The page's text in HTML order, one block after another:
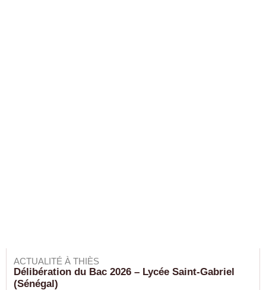
ACTUALITÉ À THIÈS
Délibération du Bac 2026 – Lycée Saint-Gabriel
(Sénégal)